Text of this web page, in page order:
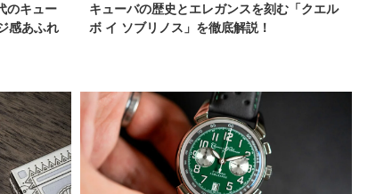
のキュー
感あふれ
キューバの歴史とエレガンスを刻む「クエル
ボ イ ソブリノス」を徹底解説！